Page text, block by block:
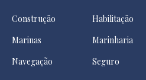
Construção Habilitação
Marinas
Marinharia
Navegação
Seguro